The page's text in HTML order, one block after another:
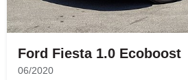
Ford Fiesta 1.0 Ecoboost
06/2020